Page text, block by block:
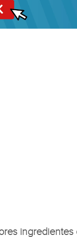
ingredientes